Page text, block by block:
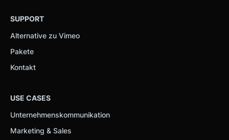
SUPPORT
Alternative zu Vimeo
Pakete
Kontakt
USE CASES
Unternehmenskommunikation
Marketing & Sales